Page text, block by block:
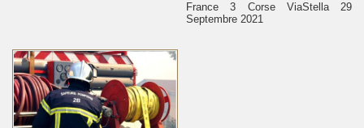
France 3 Corse ViaStella 29
Septembre 2021